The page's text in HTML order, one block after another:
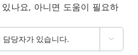
나요, 아니면 도움이 필요하
